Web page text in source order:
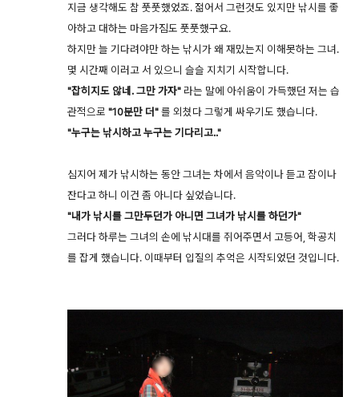
지금 생각해도 참 풋풋했었죠. 젊어서 그런것도 있지만 낚시를 좋
아하고 대하는 마음가짐도 풋풋했구요.
하지만 늘 기다려야만 하는 낚시가 왜 재밌는지 이해못하는 그녀.
몇 시간째 이러고 서 있으니 슬슬 지치기 시작합니다.
"잡히지도 않네. 그만 가자" 라는 말에 아쉬움이 가득했던 저는 습
관적으로 "10분만 더"를 외쳤다 그렇게 싸우기도 했습니다.
"누구는 낚시하고 누구는 기다리고.."
심지어 제가 낚시하는 동안 그녀는 차에서 음악이나 듣고 잠이나
잔다고 하니 이건 좀 아니다 싶었습니다.
"내가 낚시를 그만두던가 아니면 그녀가 낚시를 하던가"
그러다 하루는 그녀의 손에 낚시대를 쥐어주면서 고등어, 학공치
를 잡게 했습니다. 이때부터 입질의 추억은 시작되었던 것입니다.